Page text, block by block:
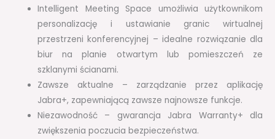
Intelligent Meeting Space umożliwia użytkownikom
personalizację i ustawianie granic wirtualnej
przestrzeni konferencyjnej – idealne rozwiązanie dla
biur na planie otwartym lub pomieszczeń ze
szklanymi ścianami.
Zawsze aktualne – zarządzanie przez aplikację
Jabra+, zapewniającą zawsze najnowsze funkcje.
Niezawodność – gwarancja Jabra Warranty+ dla
zwiększenia poczucia bezpieczeństwa.